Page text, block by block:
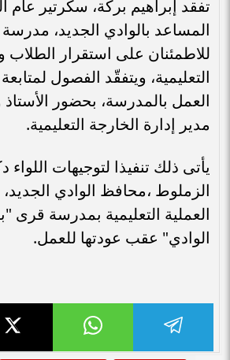
تفقد إبراهيم بركة، سكرتير عام
المساعد بالوادي الجديد، مدرسة
للاطمئنان على استقرار الطلاب
التعليمية، ويتفقّد الفصول
العمل بالمدرسة، بحضور
مدير إدارة الخارجة التعليمية.
يأتى ذلك تنفيذا لتوجيهات
الزملوط ،محافظ الوادي الجديد،
العملية التعليمية بمدرسة قرى
الوادي" عقب عودتها للعمل.